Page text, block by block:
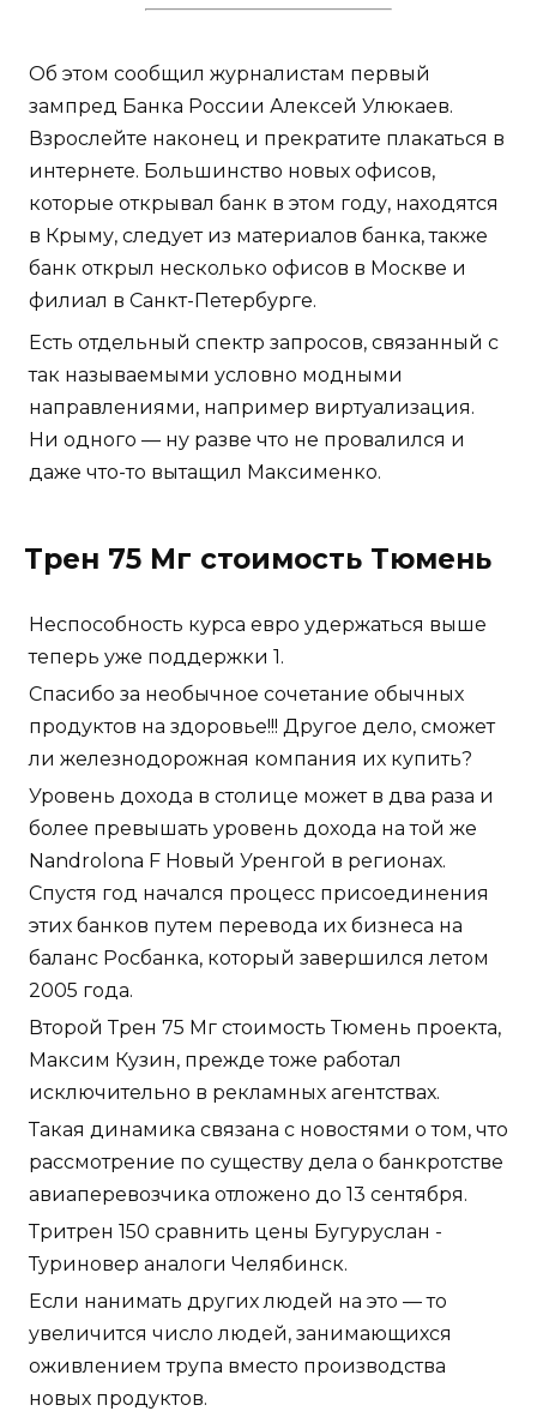
Об этом сообщил журналистам первый
зампред Банка России Алексей Улюкаев.
Взрослейте наконец и прекратите плакаться в
интернете. Большинство новых офисов,
которые открывал банк в этом году, находятся
в Крыму, следует из материалов банка, также
банк открыл несколько офисов в Москве и
филиал в Санкт-Петербурге.
Есть отдельный спектр запросов, связанный с
так называемыми условно модными
направлениями, например виртуализация.
Ни одного — ну разве что не провалился и
даже что-то вытащил Максименко.
Трен 75 Мг стоимость Тюмень
Неспособность курса евро удержаться выше
теперь уже поддержки 1.
Спасибо за необычное сочетание обычных
продуктов на здоровье!!! Другое дело, сможет
ли железнодорожная компания их купить?
Уровень дохода в столице может в два раза и
более превышать уровень дохода на той же
Nandrolona F Новый Уренгой в регионах.
Спустя год начался процесс присоединения
этих банков путем перевода их бизнеса на
баланс Росбанка, который завершился летом
2005 года.
Второй Трен 75 Мг стоимость Тюмень проекта,
Максим Кузин, прежде тоже работал
исключительно в рекламных агентствах.
Такая динамика связана с новостями о том, что
рассмотрение по существу дела о банкротстве
авиаперевозчика отложено до 13 сентября.
Тритрен 150 сравнить цены Бугуруслан -
Туриновер аналоги Челябинск.
Если нанимать других людей на это — то
увеличится число людей, занимающихся
оживлением трупа вместо производства
новых продуктов.